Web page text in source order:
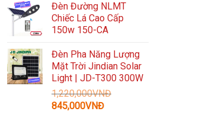
là:
2,150,000VNĐ.
tại
là:
Đèn Đường NLMT
Chiếc Lá Cao Cấp
150w 150-CA
Đèn Pha Năng Lượng
Mặt Trời Jindian Solar
Light | JD-T300 300W
1,220,000VNĐ
Giá
845,000VNĐGiá